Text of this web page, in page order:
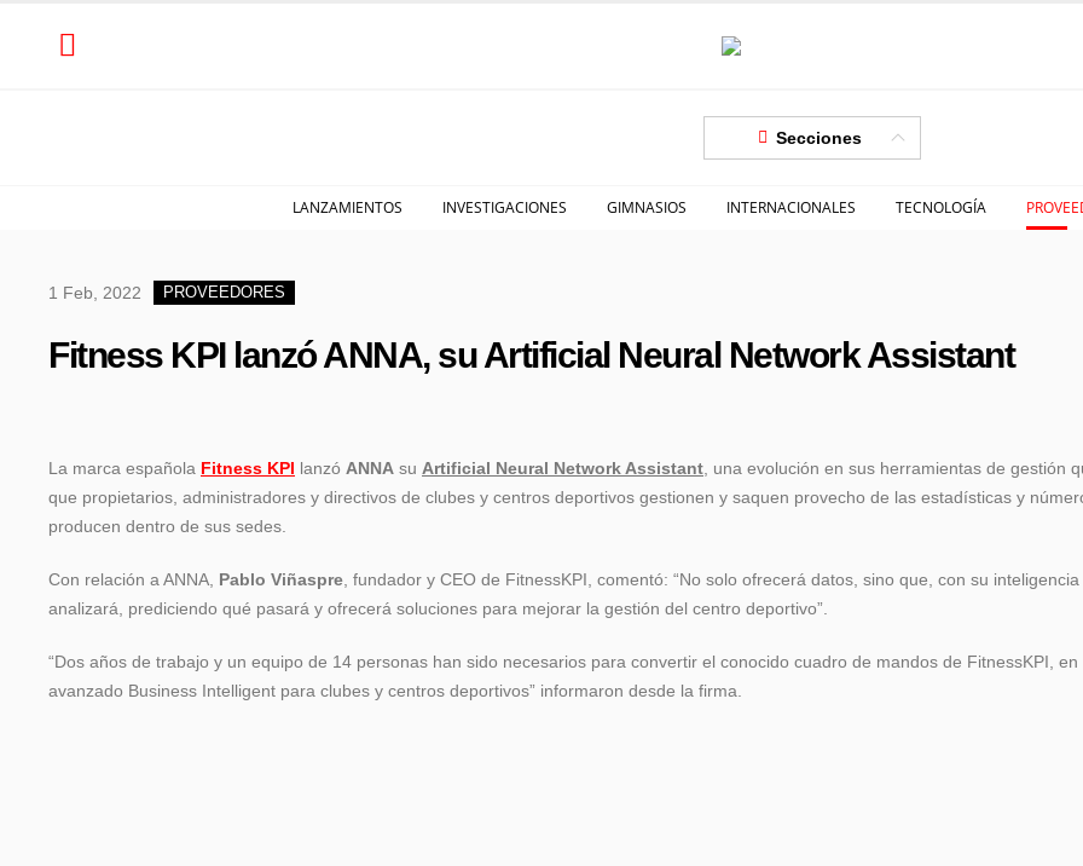
Secciones
LANZAMIENTOS INVESTIGACIONES GIMNASIOS INTERNACIONALES TECNOLOGÍA
1 Feb, 2022 PROVEEDORES
Fitness KPI lanzó ANNA, su Artificial Neural Network Assistant
La marca española Fitness KPI lanzó ANNA su Artificial Neural Network Assistant , una evolución en sus herramientas de gestión
que propietarios, administradores y directivos de clubes y centros deportivos gestionen y saquen provecho de las estadísticas y
producen dentro de sus sedes.
Con relación a ANNA, Pablo Viñaspre , fundador y CEO de FitnessKPI, comentó: “No solo ofrecerá datos, sino que, con su
analizará, prediciendo qué pasará y ofrecerá soluciones para mejorar la gestión del centro deportivo”.
“Dos años de trabajo y un equipo de 14 personas han sido necesarios para convertir el conocido cuadro de mandos de FitnessKPI, en
avanzado Business Intelligent para clubes y centros deportivos” informaron desde la firma.